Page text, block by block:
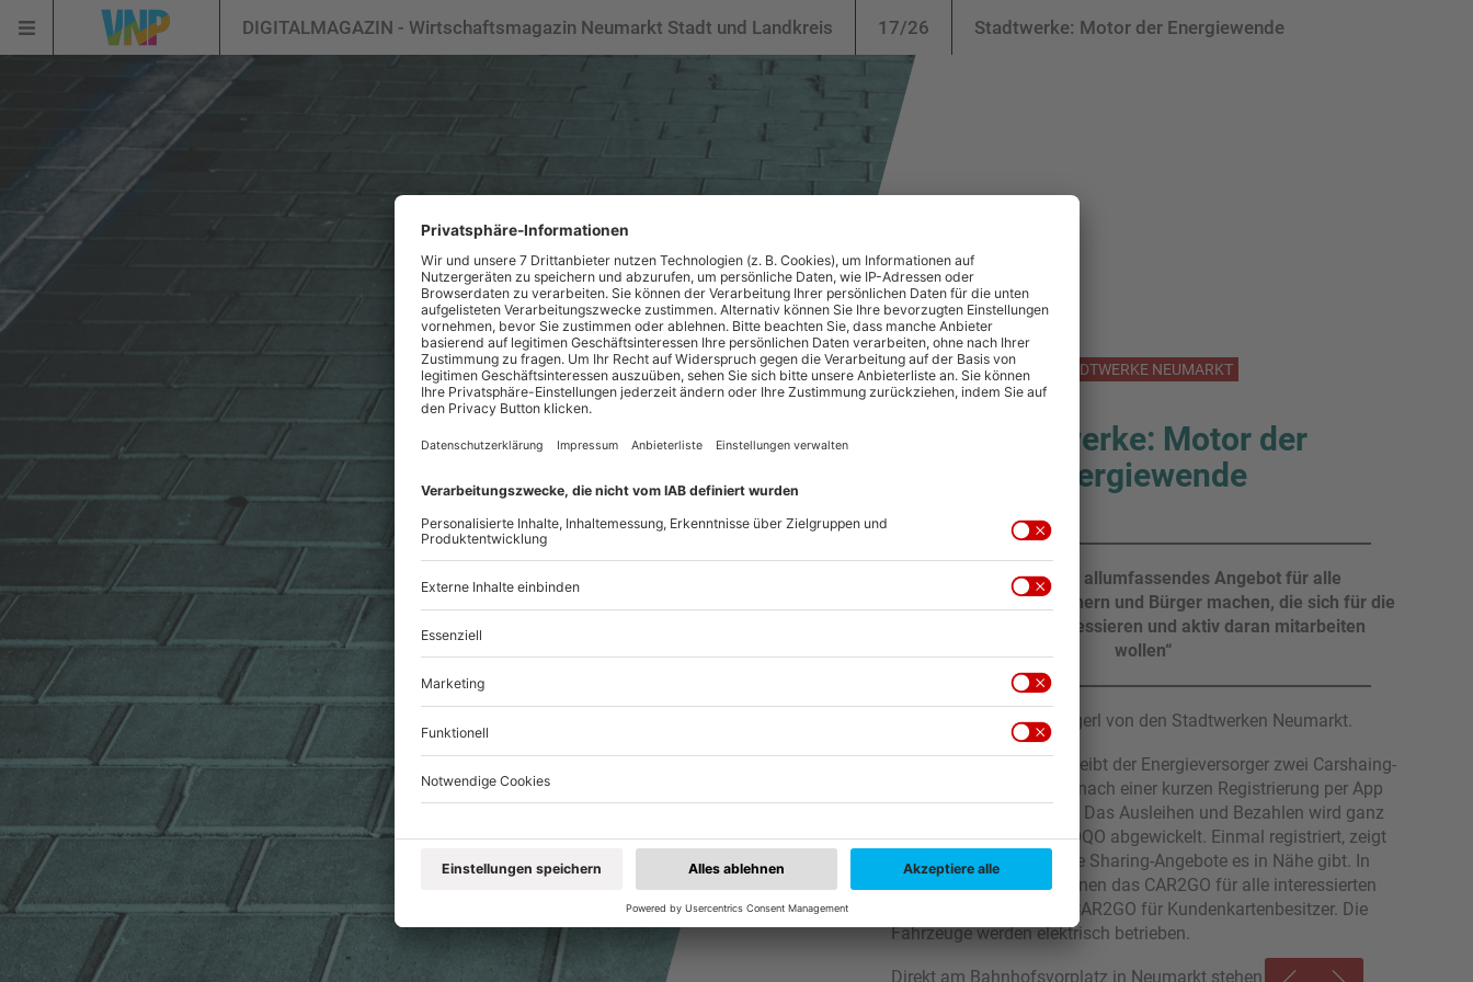
DIGITALMAGAZIN - Wirtschaftsmagazin Neumarkt Stadt und Landkreis 17/26 Stadtwerke: Motor der Energiewende
STADTWERKE NEUMARKT
Stadtwerke: Motor der
Energiewende
„Wir möchten ein allumfassendes Angebot für alle
interessierten Bürgerinnern und Bürger machen, die sich für die
Energiewende interessieren und aktiv daran mitarbeiten
wollen“
so Sabine Schwaegerl von den Stadtwerken Neumarkt.
Im Bereich Mobilität betreibt der Energieversorger zwei Carshaing-
Fahrzeuge CAR2GO, die nach einer kurzen Registrierung per App
gebucht werden können. Das Ausleihen und Bezahlen wird ganz
einfach über die App MOQO abgewickelt. Einmal registriert, zeigt
die App sofort an, welche Sharing-Angebote es in Nähe gibt. In
Neumarkt gibt es zum einen das CAR2GO für alle interessierten
Nutzer und einmal das CAR2GO für Kundenkartenbesitzer. Die
Fahrzeuge werden elektrisch betrieben.
Direkt am Bahnhofsvorplatz in Neumarkt stehen zwei